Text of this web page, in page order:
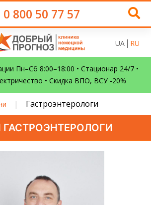
0 800 50 77 57
UA RU
Пн–Сб 8:00–18:00 • Стационар 24/7 •
• Скидка ВПО, ВСУ -20%
| Гастроэнтерологи
ГАСТРОЭНТЕРОЛОГИ